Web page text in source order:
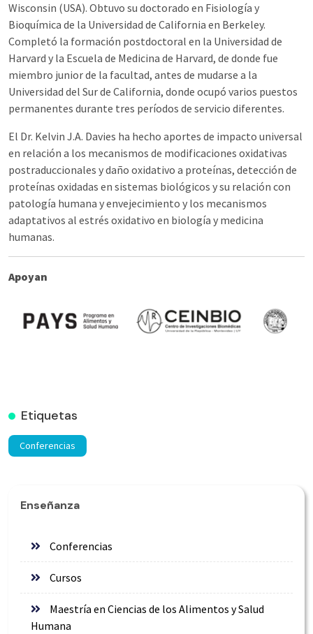
Wisconsin (USA). Obtuvo su doctorado en Fisiología y
Bioquímica de la Universidad de California en Berkeley.
Completó la formación postdoctoral en la Universidad de
Harvard y la Escuela de Medicina de Harvard, de donde fue
miembro junior de la facultad, antes de mudarse a la
Universidad del Sur de California, donde ocupó varios puestos
permanentes durante tres períodos de servicio diferentes.
El Dr. Kelvin J.A. Davies ha hecho aportes de impacto universal
en relación a los mecanismos de modificaciones oxidativas
postraduccionales y daño oxidativo a proteínas, detección de
proteínas oxidadas en sistemas biológicos y su relación con
patología humana y envejecimiento y los mecanismos
adaptativos al estrés oxidativo en biología y medicina
humanas.
Apoyan
Etiquetas
Conferencias
Enseñanza
Conferencias
Cursos
Maestría en Ciencias de los Alimentos y Salud
Humana